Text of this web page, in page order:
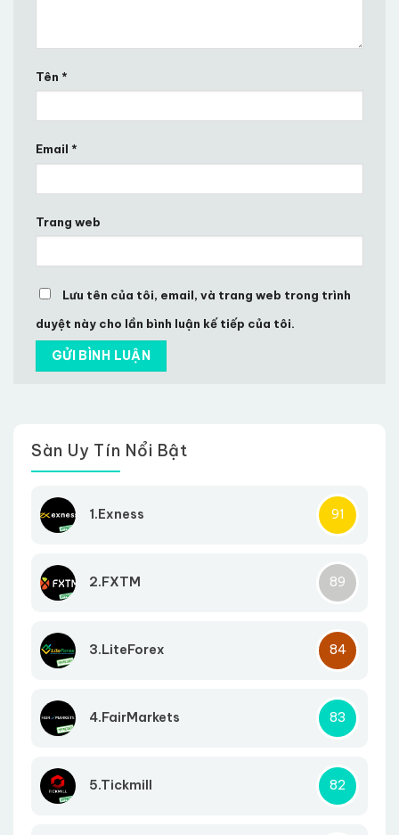
Tên *
Email *
Trang web
Lưu tên của tôi, email, và trang web trong trình
duyệt này cho lần bình luận kế tiếp của tôi.
Sàn Uy Tín Nổi Bật
1.Exness 91
2.FXTM 89
3.LiteForex 84
4.FairMarkets 83
5.Tickmill 82